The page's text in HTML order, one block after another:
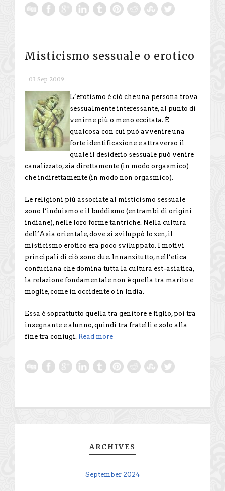
Misticismo sessuale o erotico
03 Sep 2009
L’erotismo è ciò che una persona trova
sessualmente interessante, al punto di
venirne più o meno eccitata. È
qualcosa con cui può avvenire una
forte identificazione e attraverso il
quale il desiderio sessuale può venire
canalizzato, sia direttamente (in modo orgasmico)
che indirettamente (in modo non orgasmico).
Le religioni più associate al misticismo sessuale
sono l’induismo e il buddismo (entrambi di origini
indiane), nelle loro forme tantriche. Nella cultura
dell’Asia orientale, dove si sviluppò lo zen, il
misticismo erotico era poco sviluppato. I motivi
principali di ciò sono due. Innanzitutto, nell’etica
confuciana che domina tutta la cultura est-asiatica,
la relazione fondamentale non è quella tra marito e
moglie, come in occidente o in India.
Essa è soprattutto quella tra genitore e figlio, poi tra
insegnante e alunno, quindi tra fratelli e solo alla
fine tra coniugi. Read more
ARCHIVES
September 2024